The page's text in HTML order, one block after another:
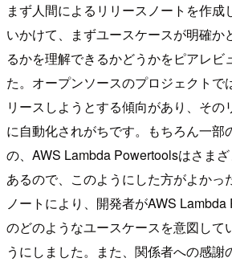
まず人間によるリリースノートを作成
いかけて、まずユースケースが明確か
るかを理解できるかどうかをピアレビ
た。オープンソースのプロジェクトで
リースしようとする傾向があり、その
に自動化されがちです。もちろん一部
の、AWS Lambda Powertoolsはさま
あるので、このようにした方がよかっ
ノートにより、開発者がAWS
のどのようなユースケースを意図して
うにしました。また、関係者への感謝